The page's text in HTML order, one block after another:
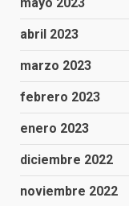
abril 2023
marzo 2023
febrero 2023
enero 2023
diciembre 2022
noviembre 2022